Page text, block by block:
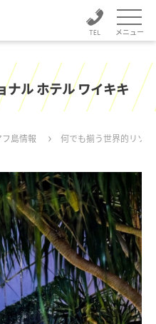
メニュー
ナル ホテル ワイキキ
フ島情報 何でも揃う世界的リゾ